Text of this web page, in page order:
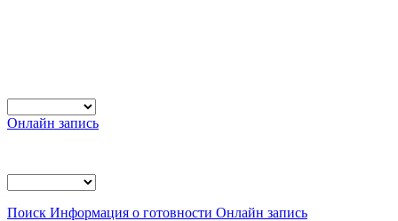
Онлайн запись
Поиск Информация о готовности Онлайн запись